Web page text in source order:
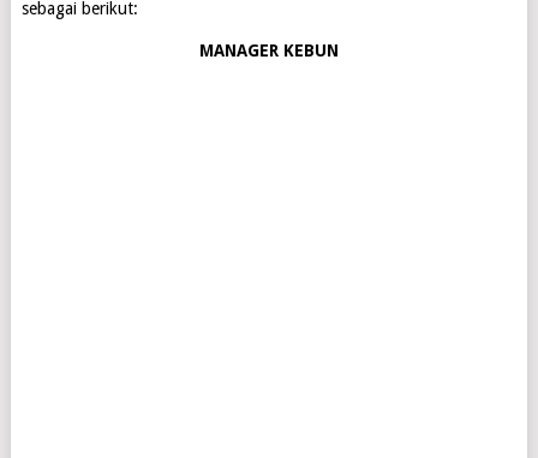
sebagai berikut:
MANAGER KEBUN